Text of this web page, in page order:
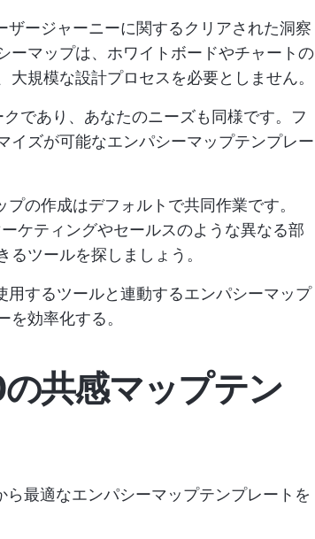
ザージャーニーに関するクリアされた洞察
ーマップは、ホワイトボードやチャートの
規模な設計プロセスを必要としません。
であり、あなたのニーズも同様です。フ
イズが可能なエンパシーマップテンプレー
プの作成はデフォルトで共同作業です。
ケティングやセールスのような異なる部
ツールを探しましょう。
するツールと連動するエンパシーマップ
効率化する。
共感マップテン
最適なエンパシーマップテンプレートを